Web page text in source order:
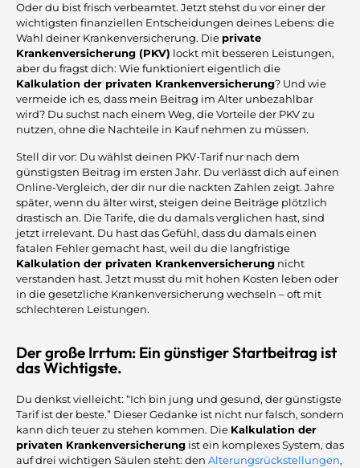
Oder du bist frisch verbeamtet. Jetzt stehst du vor einer der
wichtigsten finanziellen Entscheidungen deines Lebens: die
Wahl deiner Krankenversicherung. Die private
Krankenversicherung (PKV) lockt mit besseren Leistungen,
aber du fragst dich: Wie funktioniert eigentlich die
Kalkulation der privaten Krankenversicherung? Und wie
vermeide ich es, dass mein Beitrag im Alter unbezahlbar
wird? Du suchst nach einem Weg, die Vorteile der PKV zu
nutzen, ohne die Nachteile in Kauf nehmen zu müssen.
Stell dir vor: Du wählst deinen PKV-Tarif nur nach dem
günstigsten Beitrag im ersten Jahr. Du verlässt dich auf einen
Online-Vergleich, der dir nur die nackten Zahlen zeigt. Jahre
später, wenn du älter wirst, steigen deine Beiträge plötzlich
drastisch an. Die Tarife, die du damals verglichen hast, sind
jetzt irrelevant. Du hast das Gefühl, dass du damals einen
fatalen Fehler gemacht hast, weil du die langfristige
Kalkulation der privaten Krankenversicherung nicht
verstanden hast. Jetzt musst du mit hohen Kosten leben oder
in die gesetzliche Krankenversicherung wechseln – oft mit
schlechteren Leistungen.
Der große Irrtum: Ein günstiger Startbeitrag ist
das Wichtigste.
Du denkst vielleicht: “Ich bin jung und gesund, der günstigste
Tarif ist der beste.” Dieser Gedanke ist nicht nur falsch, sondern
kann dich teuer zu stehen kommen. Die Kalkulation der
privaten Krankenversicherung ist ein komplexes System, das
auf drei wichtigen Säulen steht: den Alterungsrückstellungen,